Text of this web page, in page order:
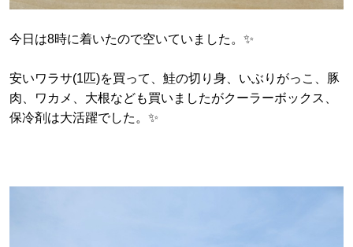
今日は8時に着いたので空いていました。✨
安いワラサ(1匹)を買って、鮭の切り身、いぶりがっこ、豚
肉、ワカメ、大根なども買いましたがクーラーボックス、
保冷剤は大活躍でした。✨